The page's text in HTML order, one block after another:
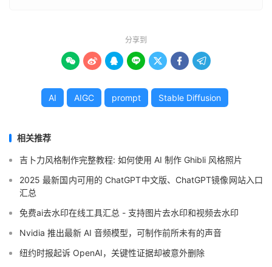
分享到
      
AI AIGC prompt Stable Diffusion
相关推荐
吉卜力风格制作完整教程: 如何使用 AI 制作 Ghibli 风格照片
2025 最新国内可用的 ChatGPT中文版、ChatGPT镜像网站入口
汇总
免费ai去水印在线工具汇总 - 支持图片去水印和视频去水印
Nvidia 推出最新 AI 音频模型，可制作前所未有的声音
纽约时报起诉 OpenAI，关键性证据却被意外删除